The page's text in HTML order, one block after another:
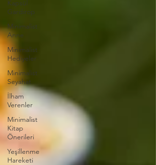
Kapsül
Gardırop
Minimalist
Anne
Minimalist
Hediyeler
Minimalist
Seyahat
İlham
Verenler
Minimalist
Kitap
Önerileri
Yeşillenme
Hareketi